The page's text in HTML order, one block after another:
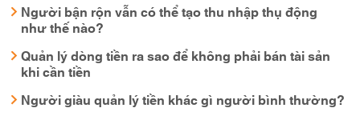
Người bận rộn vẫn có thể tạo thu nhập thụ động
như thế nào?
Quản lý dòng tiền ra sao để không phải bán tài sản
khi cần tiền
Người giàu quản lý tiền khác gì người bình thường?